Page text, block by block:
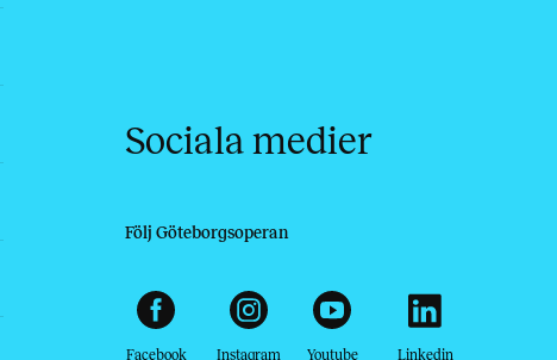
Sociala medier
Följ Göteborgsoperan
Facebook Instagram Youtube Linkedin